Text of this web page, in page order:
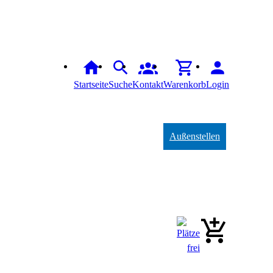
StartseiteSucheKontaktWarenkorbLogin
Außenstellen